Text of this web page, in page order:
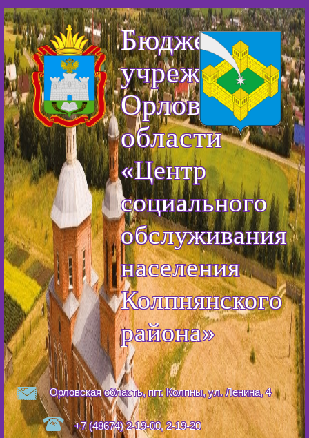
Бюджетное
учреждение
Орловской
области
«Центр
социального
обслуживания
населения
Колпнянского
района»
Орловская область, пгт. Колпны, ул. Ленина, 4
+7 (48674) 2-19-00, 2-19-20